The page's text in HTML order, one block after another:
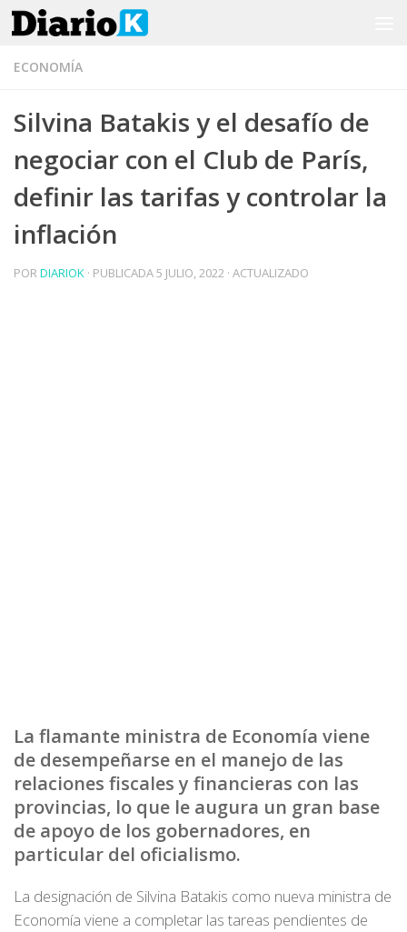
Saltar al contenido
ECONOMÍA
Silvina Batakis y el desafío de
negociar con el Club de París,
definir las tarifas y controlar la
inflación
PORDIARIOK · PUBLICADA5 JULIO, 2022 · ACTUALIZADO
La flamante ministra de Economía viene
de desempeñarse en el manejo de las
relaciones fiscales y financieras con las
provincias, lo que le augura un gran base
de apoyo de los gobernadores, en
particular del oficialismo.
La designación de Silvina Batakis como nueva ministra de
Economía viene a completar las tareas pendientes de